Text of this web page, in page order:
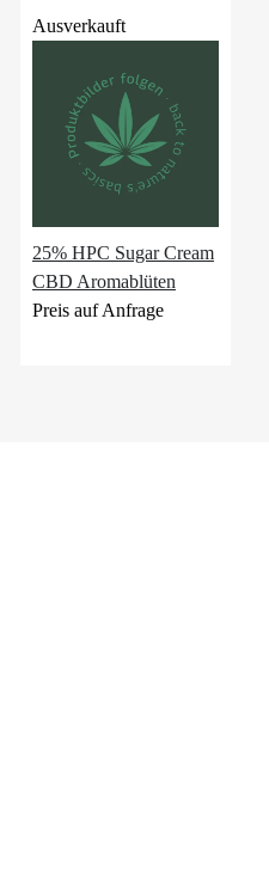
Ausverkauft
25% HPC Sugar Cream
CBD Aromablüten
Preis auf Anfrage